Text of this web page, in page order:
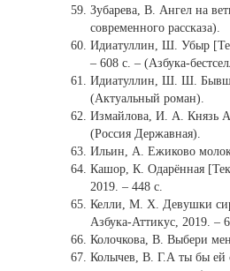
Зубарева, В. Ангел на
современного рассказа).
Идиатуллин, Ш. Убыр
– 608 с. – (Азбука-
Идиатуллин, Ш. Ш.
(Актуальный роман).
Измайлова, И. А. Князь
(Россия Державная).
Ильин, А. Ежиково
Кашор, К. Одарённая
2019. – 448 с.
Келли, М. Х. Девушки
Азбука-Аттикус, 2019. –
Колочкова, В. Выбери
Колычев, В. Г.А ты бы ей